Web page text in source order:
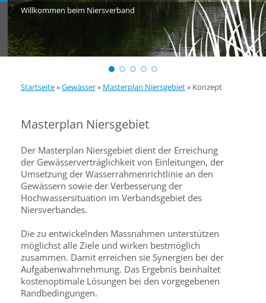
Willkommen beim Niersverband
Startseite»Gewässer» Masterplan Niersgebiet» Konzept
Masterplan Niersgebiet
Der Masterplan Niersgebiet dient der Erreichung
der Gewässerverträglichkeit von Einleitungen, der
Umsetzung der Wasserrahmenrichtlinie an den
Gewässern sowie der Verbesserung der
Hochwassersituation im Verbandsgebiet des
Niersverbandes.
Die zu entwickelnden Massnahmen unterstützen
möglichst alle Ziele und wirken bestmöglich
zusammen. Damit erreichen sie Synergien bei der
Aufgabenwahrnehmung. Das Ergebnis beinhaltet
kostenoptimale Lösungen bei den vorgegebenen
Randbedingungen.